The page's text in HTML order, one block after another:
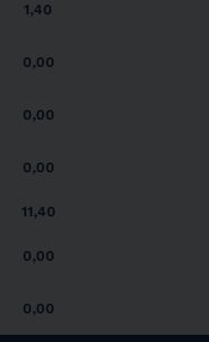
1,40
0,00
0,00
0,00
11,40
0,00
0,00